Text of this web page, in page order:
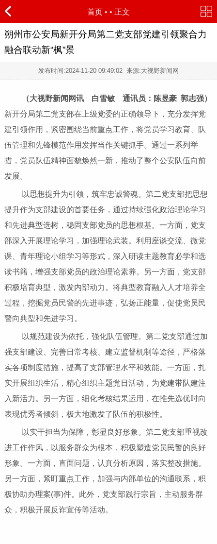
首页 • • 正文
朔州市公安局新开分局第二党支部党建引领聚合力
融合联动新“枫”景
发布时间:2024-11-20 09:49:02 来源:大视野新闻网
（大视野新闻网讯 白雪敏 通讯员：陈昱豪 郭志强）
新开分局第二党支部在上级党委的正确领导下，充分发挥党
建引领作用，紧密围绕当前重点工作，将党员学习教育、队
伍管理和先锋模范作用发挥当作关键抓手。通过一系列举
措，党员队伍精神面貌焕然一新，推动了整个公安队伍向前
发展。
以思想提升为引领，筑牢忠诚警魂。第二党支部把思想
提升作为支部建设的首要任务，通过持续强化政治理论学习
和先进典型选树，稳固支部党员的思想根基。一方面，党支
部深入开展理论学习，加强理论武装。利用座谈交流、微党
课、青年理论小组学习等形式，深入研读主题教育必学和选
读书籍，增强支部党员的政治理论素养。另一方面，党支部
积极培育典型，激发内部动力。将典型教育融入人才培养全
过程，挖掘党员民警的先进事迹，弘扬正能量，促使党员民
警向典型和先进学习。
以规范建设为依托，强化队伍管理。第二党支部通过加
强支部建设、完善日常考核、建立监督机制等途径，严格落
实各项制度措施，提高了支部管理水平和效能。一方面，扎
实开展组织生活，精心组织主题党日活动，为党建带队建注
入新活力。另一方面，细化考核结果运用，在推先选优时向
表现优秀者倾斜，极大地激发了队伍的积极性。
以实干担当为保障，彰显良好形象。第二党支部重视改
进工作作风，以服务群众为根本，积极塑造党员民警的良好
形象。一方面，直面问题，认真分析原因，落实整改措施。
另一方面，紧盯重点工作，加强与内部单位的沟通联系，积
极协助办理案(事)件。此外，党支部践行宗旨，主动服务群
众，积极开展反诈宣传等活动。